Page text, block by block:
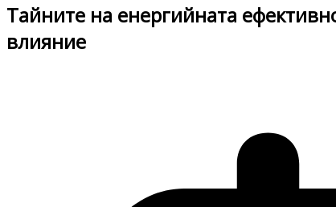
Тайните на енергийната
влияние